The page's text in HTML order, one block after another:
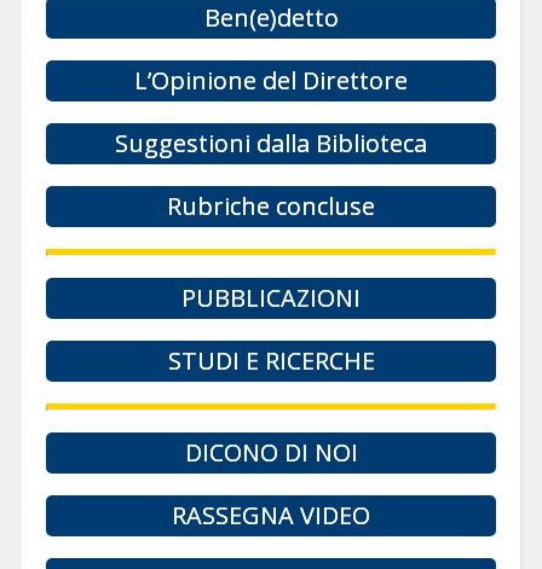
Ben(e)detto
L’Opinione del Direttore
Suggestioni dalla Biblioteca
Rubriche concluse
PUBBLICAZIONI
STUDI E RICERCHE
DICONO DI NOI
RASSEGNA VIDEO